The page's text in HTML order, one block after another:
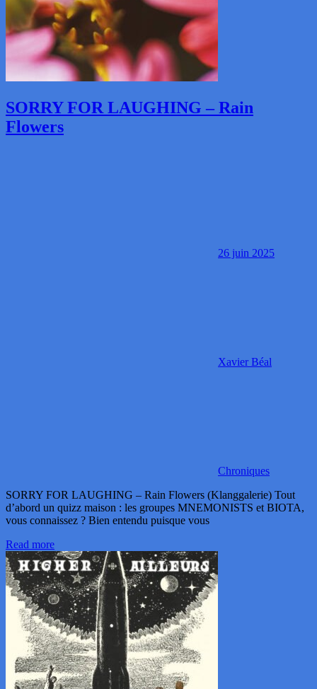
SORRY FOR LAUGHING – Rain
Flowers
26 juin 2025
Xavier Béal
Chroniques
SORRY FOR LAUGHING – Rain Flowers (Klanggalerie) Tout
d’abord un quizz maison : les groupes MNEMONISTS et BIOTA,
vous connaissez ? Bien entendu puisque vous
Read more